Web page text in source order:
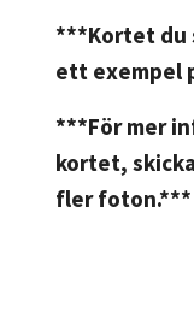
***Kortet du
ett exempel
***För mer
kortet,
fler foton.***